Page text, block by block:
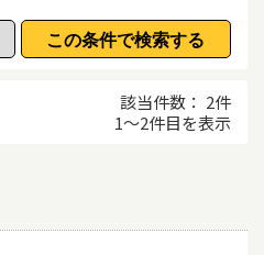
名
1〜2件目を表示
該当件数 2件